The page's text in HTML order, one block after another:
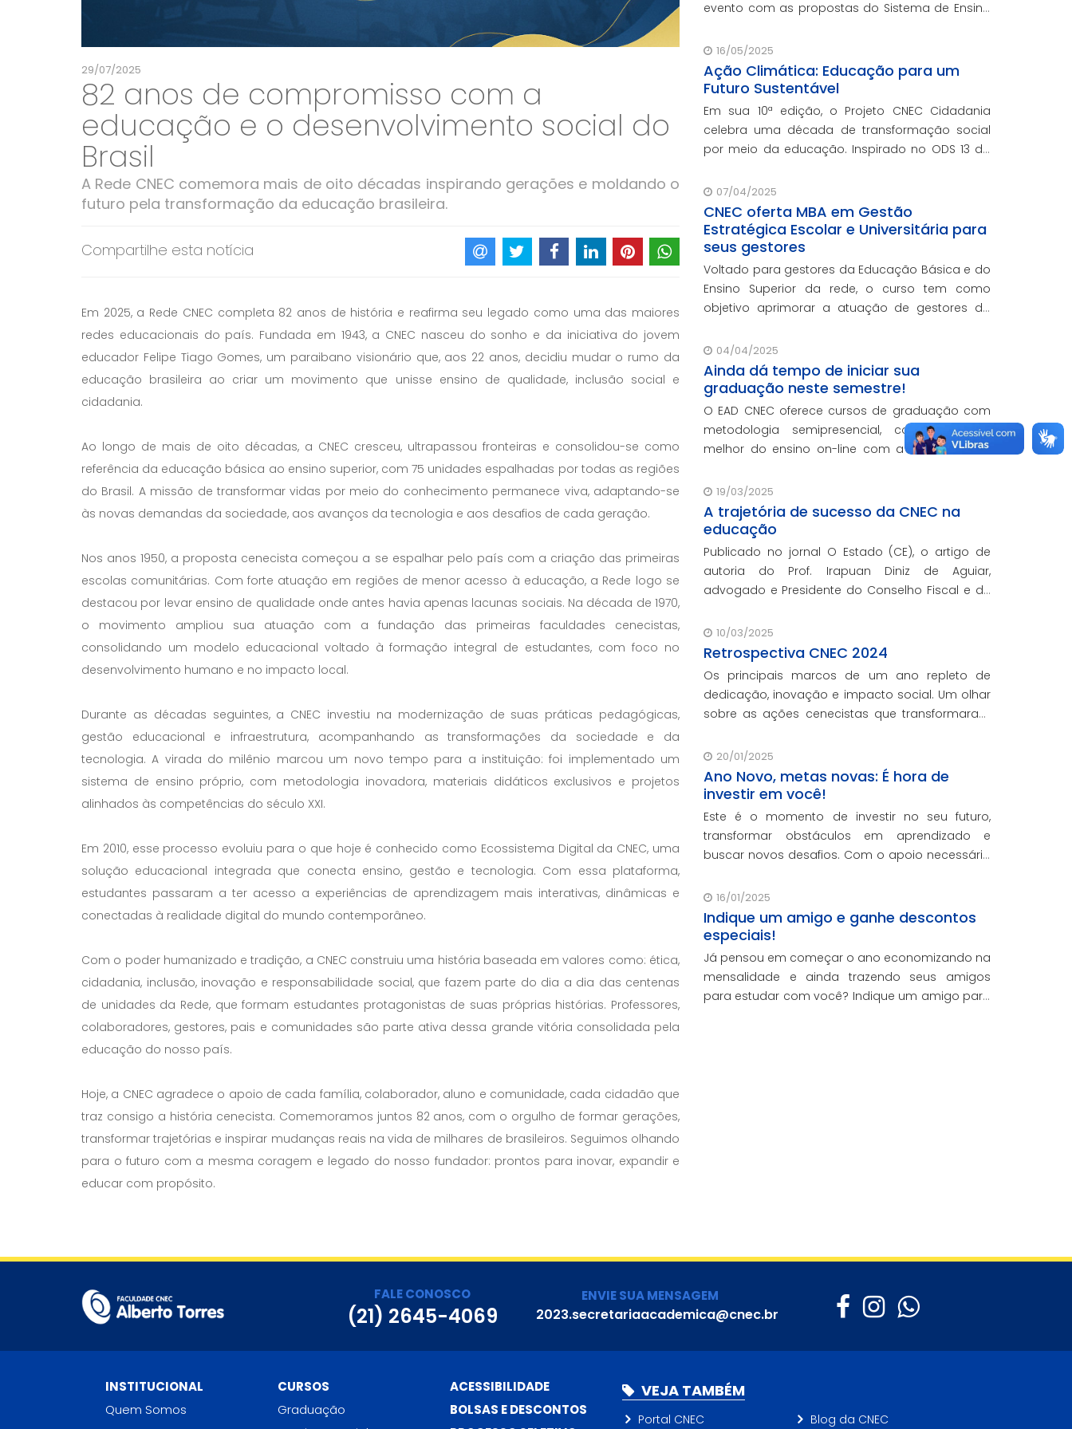
29/07/2025
82 anos de compromisso com a
educação e o desenvolvimento social do
Brasil
A Rede CNEC comemora mais de oito décadas inspirando gerações e moldando o
futuro pela transformação da educação brasileira.
Compartilhe esta notícia
Em 2025, a Rede CNEC completa 82 anos de história e reafirma seu legado como uma das maiores
redes educacionais do país. Fundada em 1943, a CNEC nasceu do sonho e da iniciativa do jovem
educador Felipe Tiago Gomes, um paraibano visionário que, aos 22 anos, decidiu mudar o rumo da
educação brasileira ao criar um movimento que unisse ensino de qualidade, inclusão social e
cidadania.
Ao longo de mais de oito décadas, a CNEC cresceu, ultrapassou fronteiras e consolidou-se como
referência da educação básica ao ensino superior, com 75 unidades espalhadas por todas as regiões
do Brasil. A missão de transformar vidas por meio do conhecimento permanece viva, adaptando-se
às novas demandas da sociedade, aos avanços da tecnologia e aos desafios de cada geração.
Nos anos 1950, a proposta cenecista começou a se espalhar pelo país com a criação das primeiras
escolas comunitárias. Com forte atuação em regiões de menor acesso à educação, a Rede logo se
destacou por levar ensino de qualidade onde antes havia apenas lacunas sociais. Na década de 1970,
o movimento ampliou sua atuação com a fundação das primeiras faculdades cenecistas,
consolidando um modelo educacional voltado à formação integral de estudantes, com foco no
desenvolvimento humano e no impacto local.
Durante as décadas seguintes, a CNEC investiu na modernização de suas práticas pedagógicas,
gestão educacional e infraestrutura, acompanhando as transformações da sociedade e da
tecnologia. A virada do milênio marcou um novo tempo para a instituição: foi implementado um
sistema de ensino próprio, com metodologia inovadora, materiais didáticos exclusivos e projetos
alinhados às competências do século XXI.
Em 2010, esse processo evoluiu para o que hoje é conhecido como Ecossistema Digital da CNEC, uma
solução educacional integrada que conecta ensino, gestão e tecnologia. Com essa plataforma,
estudantes passaram a ter acesso a experiências de aprendizagem mais interativas, dinâmicas e
conectadas à realidade digital do mundo contemporâneo.
Com o poder humanizado e tradição, a CNEC construiu uma história baseada em valores como: ética,
cidadania, inclusão, inovação e responsabilidade social, que fazem parte do dia a dia das centenas
de unidades da Rede, que formam estudantes protagonistas de suas próprias histórias. Professores,
colaboradores, gestores, pais e comunidades são parte ativa dessa grande vitória consolidada pela
educação do nosso país.
Hoje, a CNEC agradece o apoio de cada família, colaborador, aluno e comunidade, cada cidadão que
traz consigo a história cenecista. Comemoramos juntos 82 anos, com o orgulho de formar gerações,
transformar trajetórias e inspirar mudanças reais na vida de milhares de brasileiros. Seguimos olhando
para o futuro com a mesma coragem e legado do nosso fundador: prontos para inovar, expandir e
educar com propósito.
evento com as propostas do Sistema de Ensino
docente, serviços de gestão escolar e parcerias
com prefeituras durante e
16/05/2025
Ação Climática: Educação para um
Futuro Sustentável
Em sua 10ª edição, o Projeto CNEC Cidadania
celebra uma década de transformação social
por meio da educação. Inspirado no ODS 13 da
climáticas e na promoção da sustentabilidade.
07/04/2025
CNEC oferta MBA em Gestão
Estratégica Escolar e Universitária para
seus gestores
Voltado para gestores da Educação Básica e do
Ensino Superior da rede, o curso tem como
objetivo aprimorar a atuação de gestores da
continuada em serviço da instituição, contando
com o oferecimento gratuito da Re
04/04/2025
Ainda dá tempo de iniciar sua
graduação neste semestre!
O EAD CNEC oferece cursos de graduação com
metodologia semipresencial, combinando o
melhor do ensino on-line com a vivência e as
19/03/2025
A trajetória de sucesso da CNEC na
educação
Publicado no jornal O Estado (CE), o artigo de
autoria do Prof. Irapuan Diniz de Aguiar,
advogado e Presidente do Conselho Fiscal e de
e o impacto cenecista na educação brasileira.
10/03/2025
Retrospectiva CNEC 2024
Os principais marcos de um ano repleto de
dedicação, inovação e impacto social. Um olhar
sobre as ações cenecistas que transformaram
educação de qualidade.
20/01/2025
Ano Novo, metas novas: É hora de
investir em você!
Este é o momento de investir no seu futuro,
transformar obstáculos em aprendizado e
buscar novos desafios. Com o apoio necessário
estamos aqui para te ajudar a transformar
metas em conquistas reais.
16/01/2025
Indique um amigo e ganhe descontos
especiais!
Já pensou em começar o ano economizando na
mensalidade e ainda trazendo seus amigos
para estudar com você? Indique um amigo para
FALE CONOSCO
(21) 2645-4069
ENVIE SUA MENSAGEM
2023.secretariaacademica@cnec.br
INSTITUCIONAL
Quem Somos
CURSOS
Graduação
ACESSIBILIDADE
BOLSAS E DESCONTOS
VEJA TAMBÉM
Portal CNEC Blog da CNEC